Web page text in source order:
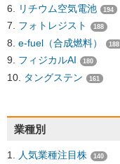
リチウム空気電池 194
フォトレジスト 188
e-fuel（合成燃料） 188
フィジカルAI 180
タングステン 161
業種別
人気業種注目株 140